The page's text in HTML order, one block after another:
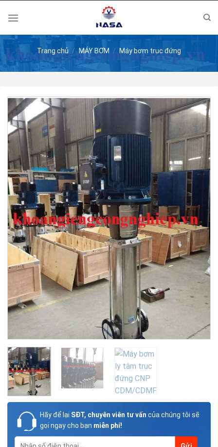
Trang chủ / MÁY BƠM / Máy bơm trục đứng
Hãy để lại SĐT, chuyên viên tư vấn của chúng tôi sẽ
gọi ngay cho bạn miễn phí!